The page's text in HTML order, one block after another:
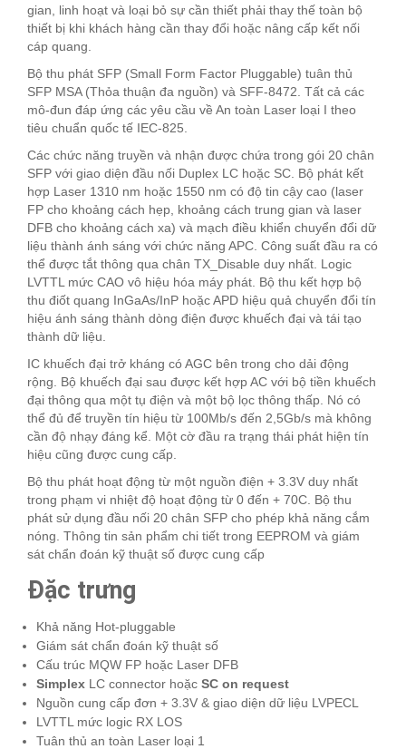
gian, linh hoạt và loại bỏ sự cần thiết phải thay thế toàn bộ
thiết bị khi khách hàng cần thay đổi hoặc nâng cấp kết nối
cáp quang.
Bộ thu phát SFP (Small Form Factor Pluggable) tuân thủ
SFP MSA (Thỏa thuận đa nguồn) và SFF-8472. Tất cả các
mô-đun đáp ứng các yêu cầu về An toàn Laser loại I theo
tiêu chuẩn quốc tế IEC-825.
Các chức năng truyền và nhận được chứa trong gói 20 chân
SFP với giao diện đầu nối Duplex LC hoặc SC. Bộ phát kết
hợp Laser 1310 nm hoặc 1550 nm có độ tin cậy cao (laser
FP cho khoảng cách hẹp, khoảng cách trung gian và laser
DFB cho khoảng cách xa) và mạch điều khiển chuyển đổi dữ
liệu thành ánh sáng với chức năng APC. Công suất đầu ra có
thể được tắt thông qua chân TX_Disable duy nhất. Logic
LVTTL mức CAO vô hiệu hóa máy phát. Bộ thu kết hợp bộ
thu điốt quang InGaAs/InP hoặc APD hiệu quả chuyển đổi tín
hiệu ánh sáng thành dòng điện được khuếch đại và tái tạo
thành dữ liệu.
IC khuếch đại trở kháng có AGC bên trong cho dải động
rộng. Bộ khuếch đại sau được kết hợp AC với bộ tiền khuếch
đại thông qua một tụ điện và một bộ lọc thông thấp. Nó có
thể đủ để truyền tín hiệu từ 100Mb/s đến 2,5Gb/s mà không
cần độ nhạy đáng kể. Một cờ đầu ra trạng thái phát hiện tín
hiệu cũng được cung cấp.
Bộ thu phát hoạt động từ một nguồn điện + 3.3V duy nhất
trong phạm vi nhiệt độ hoạt động từ 0 đến + 70C. Bộ thu
phát sử dụng đầu nối 20 chân SFP cho phép khả năng cắm
nóng. Thông tin sản phẩm chi tiết trong EEPROM và giám
sát chẩn đoán kỹ thuật số được cung cấp
Đặc trưng
Khả năng Hot-pluggable
Giám sát chẩn đoán kỹ thuật số
Cấu trúc MQW FP hoặc Laser DFB
Simplex LC connector hoặc SC on request
Nguồn cung cấp đơn + 3.3V & giao diện dữ liệu LVPECL
LVTTL mức logic RX LOS
Tuân thủ an toàn Laser loại 1